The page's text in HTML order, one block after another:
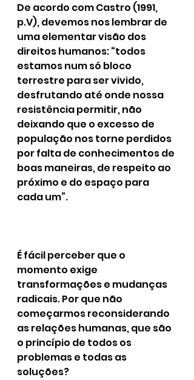
De acordo com Castro (1991,
p.V), devemos nos lembrar de
uma elementar visão dos
direitos humanos: “todos
estamos num só bloco
terrestre para ser vivido,
desfrutando até onde nossa
resistência permitir, não
deixando que o excesso de
população nos torne perdidos
por falta de conhecimentos de
boas maneiras, de respeito ao
próximo e do espaço para
cada um”.
É fácil perceber que o
momento exige
transformações e mudanças
radicais. Por que não
começarmos reconsiderando
as relações humanas, que são
o princípio de todos os
problemas e todas as
soluções?